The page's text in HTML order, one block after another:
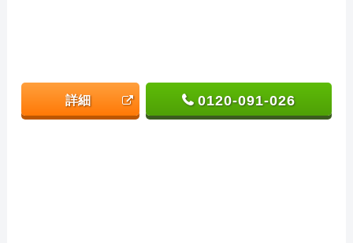
詳細 0120-091-026